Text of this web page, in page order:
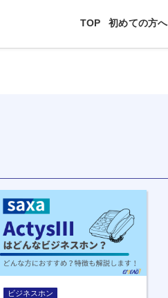
TOP 初めての方へ
ビジネスホン